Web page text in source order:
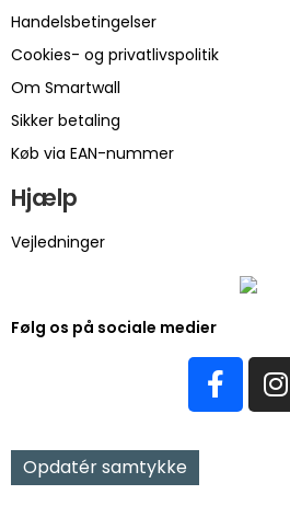
Handelsbetingelser
Cookies- og privatlivspolitik
Om Smartwall
Sikker betaling
Køb via EAN-nummer
Hjælp
Vejledninger
Følg os på sociale medier
Opdatér samtykke